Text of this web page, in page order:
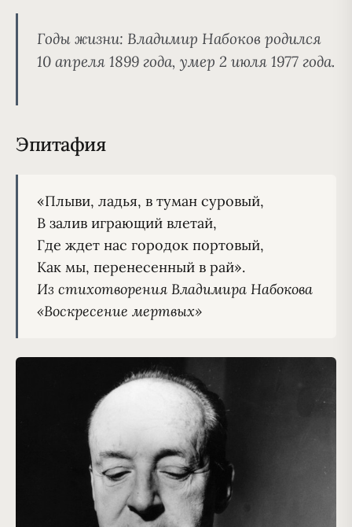
Годы жизни: Владимир Набоков родился
10 апреля 1899 года, умер 2 июля 1977 года.
Эпитафия
«Плыви, ладья, в туман суровый,
В залив играющий влетай,
Где ждет нас городок портовый,
Из стихотворения Владимира Набокова
«Воскресение мертвых»